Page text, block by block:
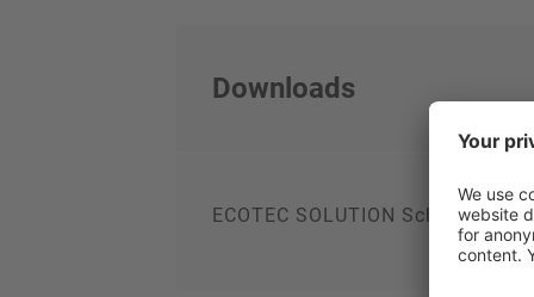
Downloads
ECOTEC SOLUTION Scheda